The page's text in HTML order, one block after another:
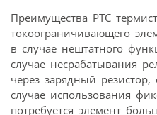
Преимущества PTC
токоограничивающего
в случае нештатного
случае несрабатывания
через зарядный резистор,
случае использования
потребуется элемент